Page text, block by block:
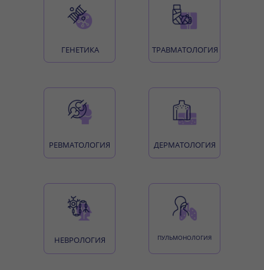
ГЕНЕТИКА ТРАВМАТОЛОГИЯ
РЕВМАТОЛОГИЯ ДЕРМАТОЛОГИЯ
НЕВРОЛОГИЯ ПУЛЬМОНОЛОГИЯ